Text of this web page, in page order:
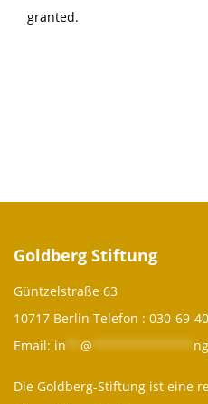
granted.
Goldberg Stiftung
Güntzelstraße 63
10717 Berlin Telefon : 030-69-
Email: in @ **************
Die Goldberg-Stiftung ist eine